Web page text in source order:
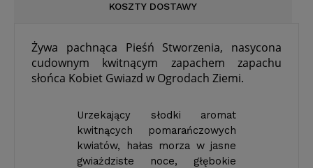
KOSZTY DOSTAWY
Żywa pachnąca Pieśń Stworzenia, nasycona
cudownym kwitnącym zapachem zapachu
słońca Kobiet Gwiazd w Ogrodach Ziemi.
Urzekający słodki aromat
kwitnących pomarańczowych
kwiatów, hałas morza w jasne
gwiaździste noce, głębokie